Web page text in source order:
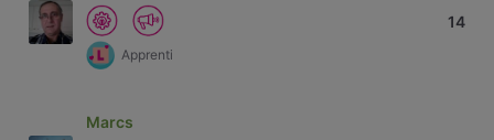
Apprenti
14
Marcs